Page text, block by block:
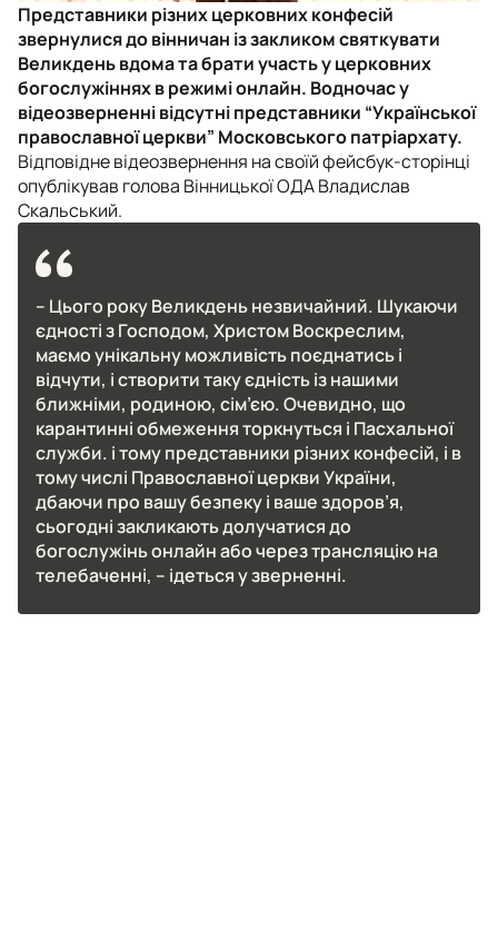
Представники різних церковних конфесій
звернулися до вінничан із закликом святкувати
Великдень вдома та брати участь у церковних
богослужіннях в режимі онлайн. Водночас у
відеозверненні відсутні представники “Української
православної церкви” Московського патріархату.
Відповідне відеозвернення на своїй фейсбук-сторінці
опублікував голова Вінницької ОДА Владислав
Скальський.
– Цього року Великдень незвичайний. Шукаючи
єдності з Господом, Христом Воскреслим,
маємо унікальну можливість поєднатись і
відчути, і створити таку єдність із нашими
ближніми, родиною, сім’єю. Очевидно, що
карантинні обмеження торкнуться і Пасхальної
служби. і тому представники різних конфесій, і в
тому числі Православної церкви України,
дбаючи про вашу безпеку і ваше здоров’я,
сьогодні закликають долучатися до
богослужінь онлайн або через трансляцію на
телебаченні, – ідеться у зверненні.